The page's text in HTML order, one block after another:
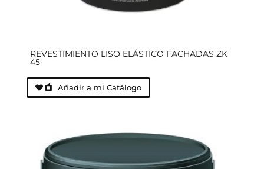
REVESTIMIENTO LISO ELÁSTICO FACHADAS ZK
45
Añadir a mi Catálogo